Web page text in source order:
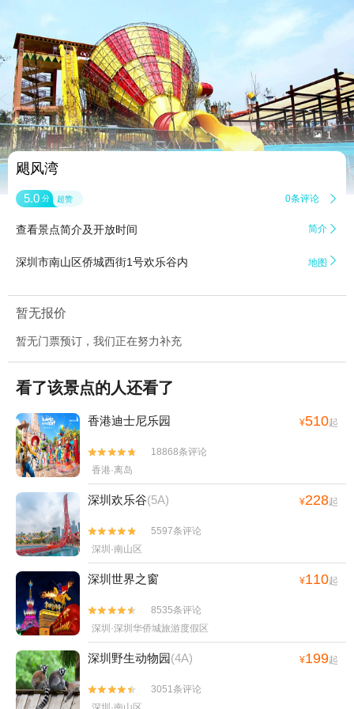
 1
飓风湾
5.0 分 超赞 0条评论 
查看景点简介及开放时间 简介 
深圳市南山区侨城西街1号欢乐谷内 地图 
暂无报价
暂无门票预订，我们正在努力补充
看了该景点的人还看了
香港迪士尼乐园 ¥510起


18868条评论
香港·离岛
深圳欢乐谷(5A) ¥228起


5597条评论
深圳·南山区
深圳世界之窗 ¥110起


8535条评论
深圳·深圳华侨城旅游度假区
深圳野生动物园(4A) ¥199起


3051条评论